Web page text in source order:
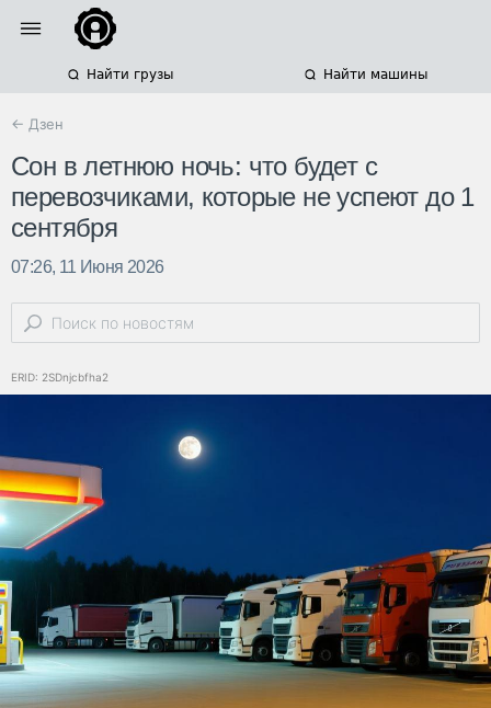
Найти грузы Найти машины
← Дзен
Сон в летнюю ночь: что будет с
перевозчиками, которые не успеют до 1
сентября
07:26, 11 Июня 2026
ERID: 2SDnjcbfha2